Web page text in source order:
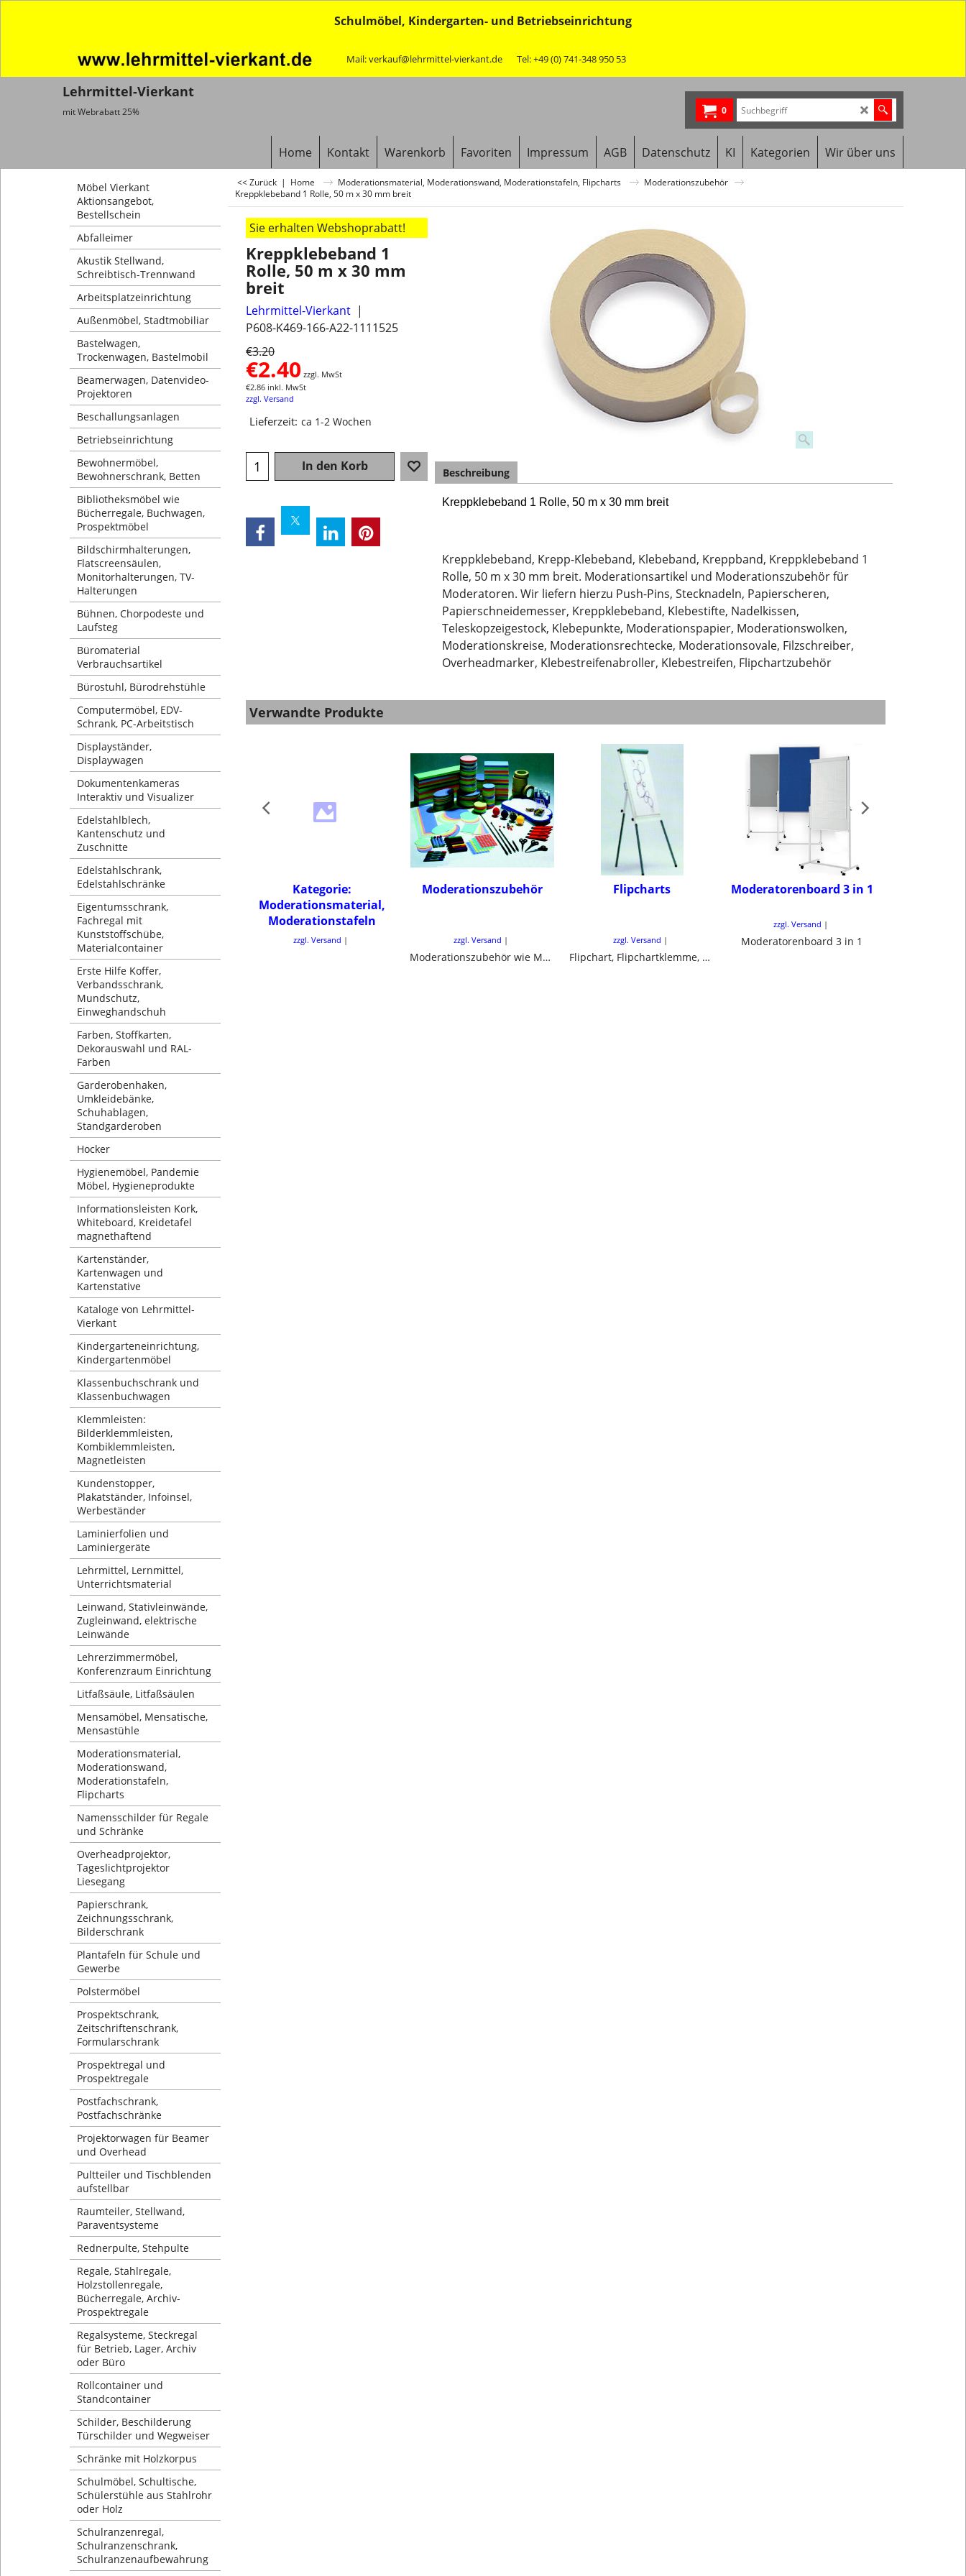
Schulmöbel, Kindergarten- und Betriebseinrichtung
Mail: verkauf@lehrmittel-vierkant.de Tel: +49 (0) 741-348 950 53
Lehrmittel-Vierkant
mit Webrabatt 25% 0
Home Kontakt Warenkorb Favoriten Impressum AGB Datenschutz KI Kategorien Wir über uns
Möbel Vierkant
Aktionsangebot,
Bestellschein
Abfalleimer
Akustik Stellwand,
Schreibtisch-Trennwand
Arbeitsplatzeinrichtung
Außenmöbel, Stadtmobiliar
Bastelwagen,
Trockenwagen, Bastelmobil
Beamerwagen, Datenvideo-
Projektoren
Beschallungsanlagen
Betriebseinrichtung
Bewohnermöbel,
Bewohnerschrank, Betten
Bibliotheksmöbel wie
Bücherregale, Buchwagen,
Prospektmöbel
Bildschirmhalterungen,
Flatscreensäulen,
Monitorhalterungen, TV-
Halterungen
Bühnen, Chorpodeste und
Laufsteg
Büromaterial
Verbrauchsartikel
Bürostuhl, Bürodrehstühle
Computermöbel, EDV-
Schrank, PC-Arbeitstisch
Displayständer,
Displaywagen
Dokumentenkameras
Interaktiv und Visualizer
Edelstahlblech,
Kantenschutz und
Zuschnitte
Edelstahlschrank,
Edelstahlschränke
Eigentumsschrank,
Fachregal mit
Kunststoffschübe,
Materialcontainer
Erste Hilfe Koffer,
Verbandsschrank,
Mundschutz,
Einweghandschuh
Farben, Stoffkarten,
Dekorauswahl und RAL-
Farben
Garderobenhaken,
Umkleidebänke,
Schuhablagen,
Standgarderoben
Hocker
Hygienemöbel, Pandemie
Möbel, Hygieneprodukte
Informationsleisten Kork,
Whiteboard, Kreidetafel
magnethaftend
Kartenständer,
Kartenwagen und
Kartenstative
Kataloge von Lehrmittel-
Vierkant
Kindergarteneinrichtung,
Kindergartenmöbel
Klassenbuchschrank und
Klassenbuchwagen
Klemmleisten:
Bilderklemmleisten,
Kombiklemmleisten,
Magnetleisten
Kundenstopper,
Plakatständer, Infoinsel,
Werbeständer
Laminierfolien und
Laminiergeräte
Lehrmittel, Lernmittel,
Unterrichtsmaterial
Leinwand, Stativleinwände,
Zugleinwand, elektrische
Leinwände
Lehrerzimmermöbel,
Konferenzraum Einrichtung
Litfaßsäule, Litfaßsäulen
Mensamöbel, Mensatische,
Mensastühle
Moderationsmaterial,
Moderationswand,
Moderationstafeln,
Flipcharts
Namensschilder für Regale
und Schränke
Overheadprojektor,
Tageslichtprojektor
Liesegang
Papierschrank,
Zeichnungsschrank,
Bilderschrank
Plantafeln für Schule und
Gewerbe
Polstermöbel
Prospektschrank,
Zeitschriftenschrank,
Formularschrank
Prospektregal und
Prospektregale
Postfachschrank,
Postfachschränke
Projektorwagen für Beamer
und Overhead
Pultteiler und Tischblenden
aufstellbar
Raumteiler, Stellwand,
Paraventsysteme
Rednerpulte, Stehpulte
Regale, Stahlregale,
Holzstollenregale,
Bücherregale, Archiv-
Prospektregale
Regalsysteme, Steckregal
für Betrieb, Lager, Archiv
oder Büro
Rollcontainer und
Standcontainer
Schilder, Beschilderung
Türschilder und Wegweiser
Schränke mit Holzkorpus
Schulmöbel, Schultische,
Schülerstühle aus Stahlrohr
oder Holz
Schulranzenregal,
Schulranzenschrank,
Schulranzenaufbewahrung
<< Zurück | Home Moderationsmaterial, Moderationswand, Moderationstafeln, Flipcharts
Moderationszubehör
Kreppklebeband 1 Rolle, 50 m x 30 mm breit
Sie erhalten Webshoprabatt!
Kreppklebeband 1
Rolle, 50 m x 30 mm
breit
Lehrmittel-Vierkant
P608-K469-166-A22-1111525
€3.20
€2.40 zzgl. MwSt
€2.86 inkl. MwSt
zzgl. Versand
Lieferzeit: ca 1-2 Wochen
In den Korb Beschreibung
Kreppklebeband 1 Rolle, 50 m x 30 mm breit
Kreppklebeband, Krepp-Klebeband, Klebeband, Kreppband, Kreppklebeband 1
Rolle, 50 m x 30 mm breit. Moderationsartikel und Moderationszubehör für
Moderatoren. Wir liefern hierzu Push-Pins, Stecknadeln, Papierscheren,
Papierschneidemesser, Kreppklebeband, Klebestifte, Nadelkissen,
Teleskopzeigestock, Klebepunkte, Moderationspapier, Moderationswolken,
Moderationskreise, Moderationsrechtecke, Moderationsovale, Filzschreiber,
Overheadmarker, Klebestreifenabroller, Klebestreifen, Flipchartzubehör
Verwandte Produkte
Kategorie:
Moderationsmaterial,
Moderationstafeln
zzgl. Versand
Moderationszubehör
zzgl. Versand
Moderationszubehör wie Moderationspapier, Teleskopstock, Klebepunkte, Scheren, Nadel und Nadelkissen und vieles mehr
Flipcharts
zzgl. Versand
Flipchart, Flipchartklemme, Flipchartständer, Schreibblocks und alles für den Flipchart
Moderatorenboard 3 in 1
zzgl. Versand
Moderatorenboard 3 in 1